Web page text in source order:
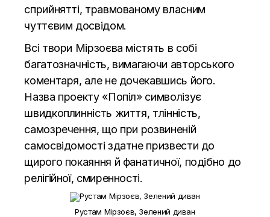
сприйнятті, травмованому власним
чуттєвим досвідом.
Всі твори Мірзоєва містять в собі
багатозначність, вимагаючи авторського
коментаря, але не дочекавшись його.
Назва проекту «Попіл» символізує
швидкоплинність життя, тлінність,
самозречення, що при розвиненій
самосвідомості здатне призвести до
щирого покаяння й фанатичної, подібно до
релігійної, смиренності.
Рустам Мірзоєв, Зелений диван